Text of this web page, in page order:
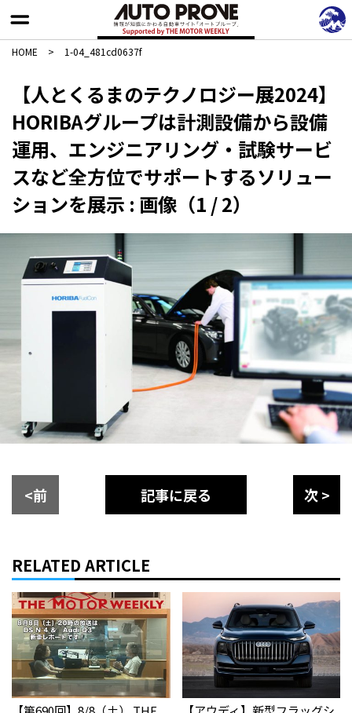
HOME > 1-04_481cd0637f
【人とくるまのテクノロジー展2024】
HORIBAグループは計測設備から設備
運用、エンジニアリング・試験サービ
スなど全方位でサポートするソリュー
ションを展示 : 画像（1 / 2）
<前 記事に戻る 次 >
RELATED ARTICLE